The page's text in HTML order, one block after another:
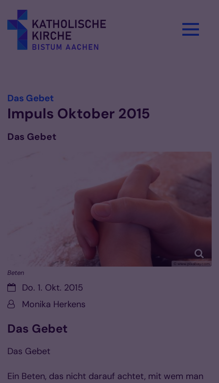
Das Gebet
Impuls Oktober 2015
Das Gebet
© www.pixabay.com
Beten
Datum:Do. 1. Okt. 2015
Von:Monika Herkens
Das Gebet
Das Gebet
Ein Beten, das nicht darauf achtet, mit wem man